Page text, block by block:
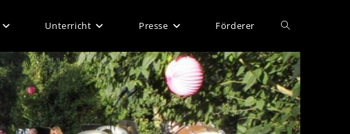
Unterricht Presse Förderer Website-
Suche
umschalten